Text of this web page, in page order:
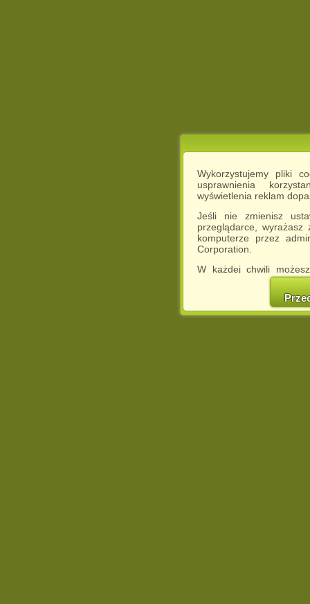
Wykorzystujemy pliki
usprawnienia
wyświetlenia reklam
Jeśli nie zmienisz
przeglądarce,
komputerze przez
Corporation.
W każdej chwili
cookies w swojej
w naszej
http://chomikuj.pl/